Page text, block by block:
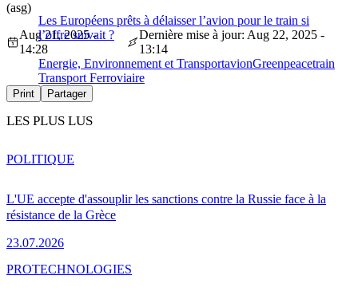
Les Européens prêts à délaisser l’avion pour le train si
l’offre suivait ?
(asg)
Aug 21, 2025 -
14:28
Dernière mise à jour: Aug 22, 2025 -
13:14
Energie, Environnement et TransportavionGreenpeacetrain
Transport Ferroviaire
Print Partager
LES PLUS LUS
L'UE accepte d'assouplir les sanctions contre la Russie face à la
résistance de la Grèce
23.07.2026
POLITIQUE
PROTECHNOLOGIES